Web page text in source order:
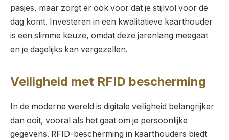
pasjes, maar zorgt er ook voor dat je stijlvol voor de
dag komt. Investeren in een kwalitatieve kaarthouder
is een slimme keuze, omdat deze jarenlang meegaat
en je dagelijks kan vergezellen.
Veiligheid met RFID bescherming
In de moderne wereld is digitale veiligheid belangrijker
dan ooit, vooral als het gaat om je persoonlijke
gegevens. RFID-bescherming in kaarthouders biedt